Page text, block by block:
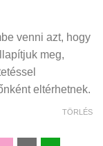
venni azt, hogy
meg,
eltérhetnek.
TÖRLÉS